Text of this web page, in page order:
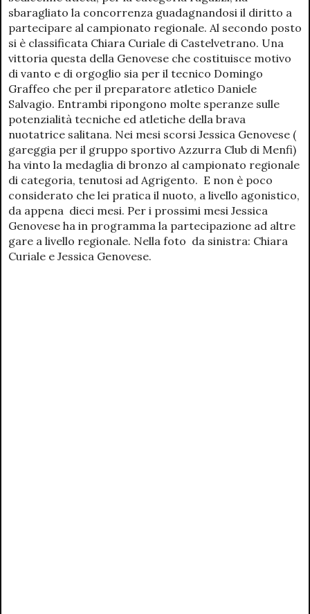
sbaragliato la concorrenza guadagnandosi il diritto a
partecipare al campionato regionale. Al secondo posto
si è classificata Chiara Curiale di Castelvetrano. Una
vittoria questa della Genovese che costituisce motivo
di vanto e di orgoglio sia per il tecnico Domingo
Graffeo che per il preparatore atletico Daniele
Salvagio. Entrambi ripongono molte speranze sulle
potenzialità tecniche ed atletiche della brava
nuotatrice salitana. Nei mesi scorsi Jessica Genovese (
gareggia per il gruppo sportivo Azzurra Club di Menfi)
ha vinto la medaglia di bronzo al campionato regionale
di categoria, tenutosi ad Agrigento. E non è poco
considerato che lei pratica il nuoto, a livello agonistico,
da appena dieci mesi. Per i prossimi mesi Jessica
Genovese ha in programma la partecipazione ad altre
gare a livello regionale. Nella foto da sinistra: Chiara
Curiale e Jessica Genovese.